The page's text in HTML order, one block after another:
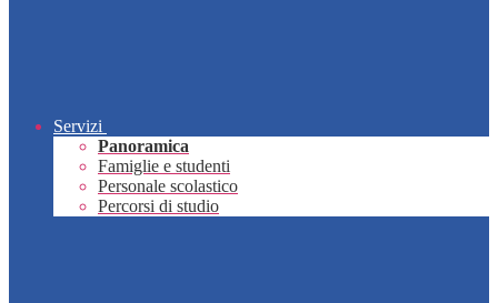
Servizi
Panoramica
Famiglie e studenti
Personale scolastico
Percorsi di studio